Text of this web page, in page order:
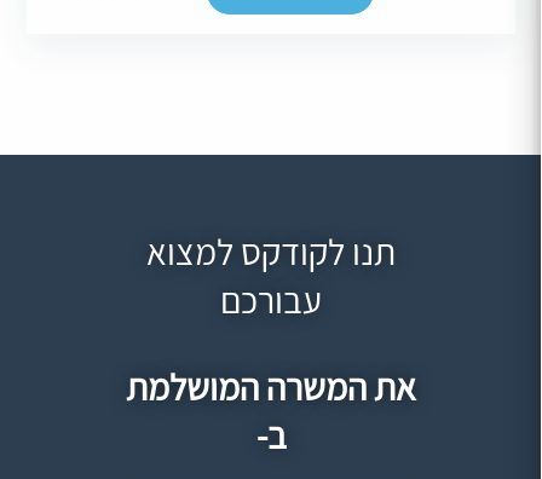
תנו לקודקס למצוא
עבורכם
את המשרה המושלמת
ב-